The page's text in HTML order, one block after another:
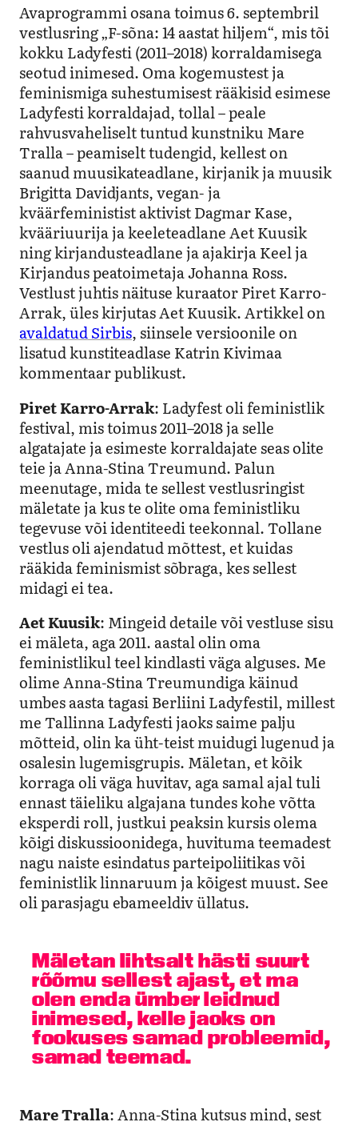
Avaprogrammi osana toimus 6. septembril
vestlusring „F-sõna: 14 aastat hiljem“, mis tõi
kokku Ladyfesti (2011–2018) korraldamisega
seotud inimesed. Oma kogemustest ja
feminismiga suhestumisest rääkisid esimese
Ladyfesti korraldajad, tollal – peale
rahvusvaheliselt tuntud kunstniku Mare
Tralla – peamiselt tudengid, kellest on
saanud muusikateadlane, kirjanik ja muusik
Brigitta Davidjants, vegan- ja
kväärfeministist aktivist Dagmar Kase,
kvääriuurija ja keeleteadlane Aet Kuusik
ning kirjandusteadlane ja ajakirja Keel ja
Kirjandus peatoimetaja Johanna Ross.
Vestlust juhtis näituse kuraator Piret Karro-
Arrak, üles kirjutas Aet Kuusik. Artikkel on
avaldatud Sirbis, siinsele versioonile on
lisatud kunstiteadlase Katrin Kivimaa
kommentaar publikust.
Piret Karro-Arrak: Ladyfest oli feministlik
festival, mis toimus 2011–2018 ja selle
algatajate ja esimeste korraldajate seas olite
teie ja Anna-Stina Treumund. Palun
meenutage, mida te sellest vestlusringist
mäletate ja kus te olite oma feministliku
tegevuse või identiteedi teekonnal. Tollane
vestlus oli ajendatud mõttest, et kuidas
rääkida feminismist sõbraga, kes sellest
midagi ei tea.
Aet Kuusik: Mingeid detaile või vestluse sisu
ei mäleta, aga 2011. aastal olin oma
feministlikul teel kindlasti väga alguses. Me
olime Anna-Stina Treumundiga käinud
umbes aasta tagasi Berliini Ladyfestil, millest
me Tallinna Ladyfesti jaoks saime palju
mõtteid, olin ka üht-teist muidugi lugenud ja
osalesin lugemisgrupis. Mäletan, et kõik
korraga oli väga huvitav, aga samal ajal tuli
ennast täieliku algajana tundes kohe võtta
eksperdi roll, justkui peaksin kursis olema
kõigi diskussioonidega, huvituma teemadest
nagu naiste esindatus parteipoliitikas või
feministlik linnaruum ja kõigest muust. See
oli parasjagu ebameeldiv üllatus.
Mäletan lihtsalt hästi suurt
rõõmu sellest ajast, et ma
olen enda ümber leidnud
inimesed, kelle jaoks on
fookuses samad probleemid,
samad teemad.
Mare Tralla: Anna-Stina kutsus mind, sest